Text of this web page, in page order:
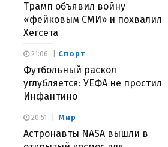
Трамп объявил войну
«фейковым СМИ» и похвалил
Хегсета
Спорт
Футбольный раскол
углубляется: УЕФА не простил
Инфантино
21:06
Мир
Астронавты NASA вышли в
20:51